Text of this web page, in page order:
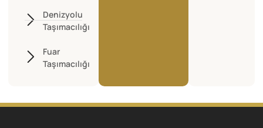
Denizyolu
Taşımacılığı
Fuar
Taşımacılığı